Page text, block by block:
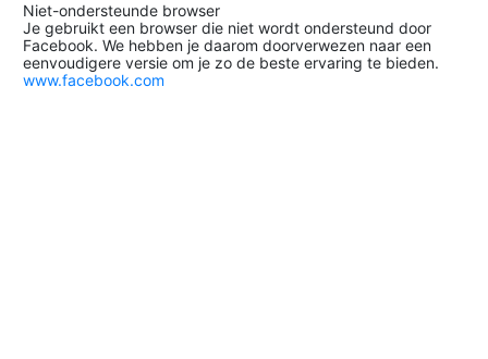
Niet-ondersteunde browser
Je gebruikt een browser die niet wordt ondersteund door
Facebook. We hebben je daarom doorverwezen naar een
eenvoudigere versie om je zo de beste ervaring te bieden.
www.facebook.com